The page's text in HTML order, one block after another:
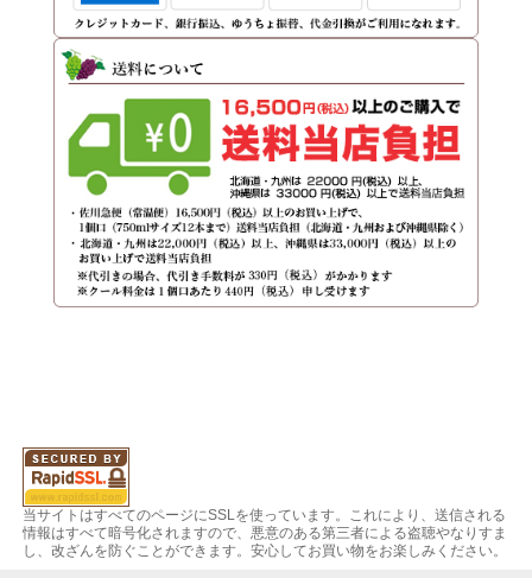
当サイトはすべてのページにSSLを使っています。これにより、送信される
情報はすべて暗号化されますので、悪意のある第三者による盗聴やなりすま
し、改ざんを防ぐことができます。安心してお買い物をお楽しみください。